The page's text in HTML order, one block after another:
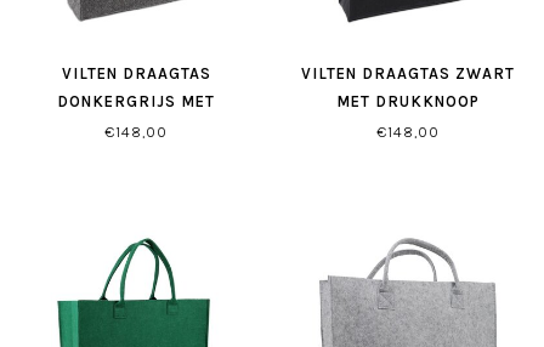
VILTEN DRAAGTAS
DONKERGRIJS MET
DRUKKNOOP
€148,00
VILTEN DRAAGTAS ZWART
MET DRUKKNOOP
€148,00